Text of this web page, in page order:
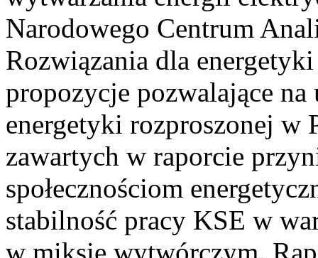
Narodowego Centrum
Rozwiązania dla
propozycje pozwalające
energetyki rozproszonej w
zawartych w raporcie
społecznościom
stabilność pracy KSE w